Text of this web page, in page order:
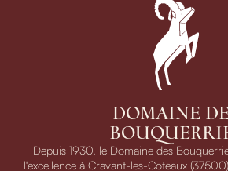
DOMAINE
Depuis 1930, le Domaine des
l'excellence à Cravant-les-Coteaux